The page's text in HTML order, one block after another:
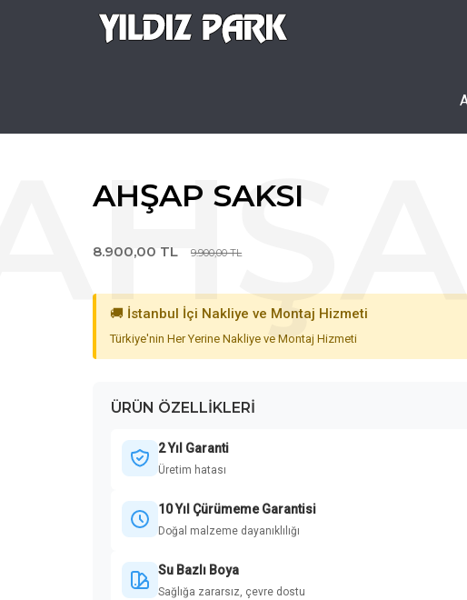
AHŞAP SAKSI
8.900,00 TL 9.900,00 TL
🚚 İstanbul İçi Nakliye ve Montaj Hizmeti
Türkiye'nin Her Yerine Nakliye ve Montaj Hizmeti
ÜRÜN ÖZELLIKLERI
2 Yıl Garanti
Üretim hatası
10 Yıl Çürümeme Garantisi
Doğal malzeme dayanıklılığı
Su Bazlı Boya
Sağlığa zararsız, çevre dostu